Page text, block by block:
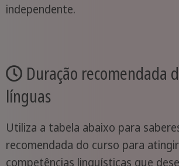
independente.
Duração recomendada
línguas
Utiliza a tabela abaixo para
recomendada do curso para
competências linguísticas que